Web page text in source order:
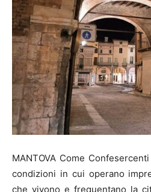
MANTOVA Come
condizioni in cui operano
che vivono e frequentano la